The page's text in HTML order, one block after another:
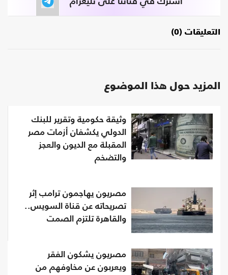
التعليقات (0)
المزيد حول هذا الموضوع
وثيقة حكومية وتقرير للبنك
الدولي يكشفان أزمات مصر
المقبلة مع الديون والعجز
والتضخم
مصريون يهاجمون ترامب إثر
تصريحاته عن قناة السويس..
والقاهرة تلتزم الصمت
مصريون يشكون الفقر
ويعربون عن مخاوفهم من